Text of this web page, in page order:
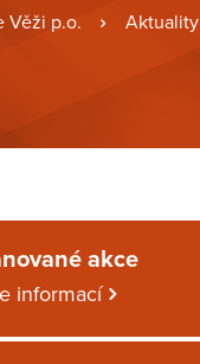
Věži p.o. Aktuality
akce
informací